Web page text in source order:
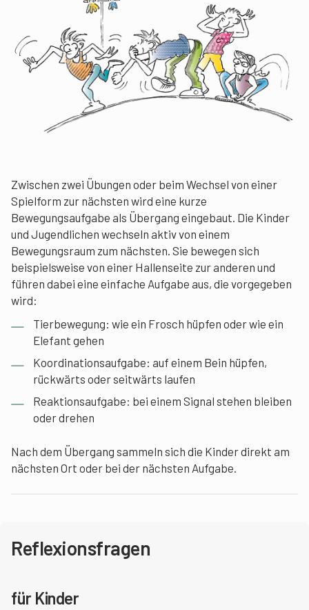
Zwischen zwei Übungen oder beim Wechsel von einer
Spielform zur nächsten wird eine kurze
Bewegungsaufgabe als Übergang eingebaut. Die Kinder
und Jugendlichen wechseln aktiv von einem
Bewegungsraum zum nächsten. Sie bewegen sich
beispielsweise von einer Hallenseite zur anderen und
führen dabei eine einfache Aufgabe aus, die vorgegeben
wird:
Tierbewegung: wie ein Frosch hüpfen oder wie ein
Elefant gehen
Koordinationsaufgabe: auf einem Bein hüpfen,
rückwärts oder seitwärts laufen
Reaktionsaufgabe: bei einem Signal stehen bleiben
oder drehen
Nach dem Übergang sammeln sich die Kinder direkt am
nächsten Ort oder bei der nächsten Aufgabe.
Reflexionsfragen
für Kinder